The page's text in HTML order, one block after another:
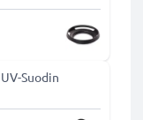
Suodin